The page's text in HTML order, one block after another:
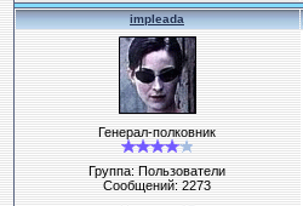
impleada
Генерал-полковник
Группа: Пользователи
Сообщений:2273